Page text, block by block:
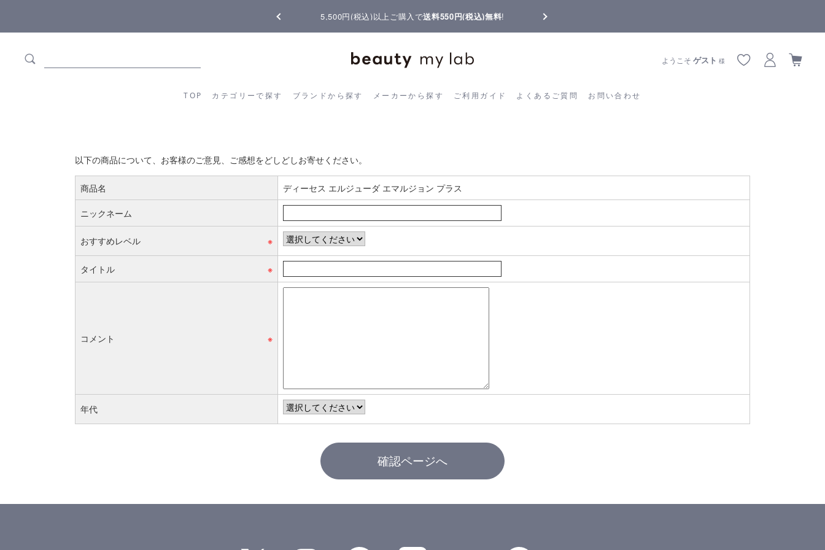
5,500円(税込)以上ご購入で送料550円(税込)無料!
TOP カテゴリーで探す ブランドから探す メーカーから探す ご利用ガイド よくあるご質問 お問い合わせ
ようこそゲスト 様
カテゴリーから探す ブランドから探す メーカーから探す ご利用ガイド よくあるご質問
以下の商品について、お客様のご意見、ご感想をどしどしお寄せください。
商品名 ディーセス エルジューダ エマルジョン プラス
ニックネーム
おすすめレベル ※
タイトル ※
コメント ※
年代